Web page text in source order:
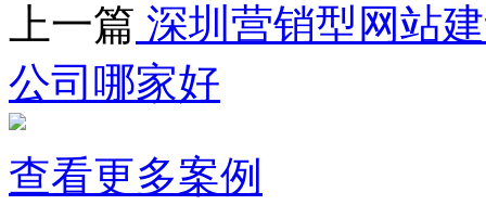
上一篇 深圳营销型网站
公司哪家好
查看更多案例